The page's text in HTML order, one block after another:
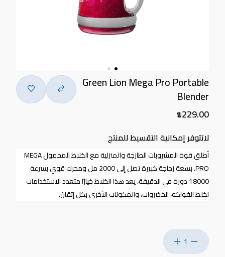
Green Lion Mega Pro Portable
Blender
₪229.00
لاتتوفر إمكانية التقسيط للمنتج
أطلق قوة المشروبات الطازجة والمنزلية مع الخلاط المحمولMEGA
PRO.
بسعة زجاجة كبيرة تصل إلى 2000 مل ومحرك قوي بسرعة
18000 دورة في الدقيقة، يعد هذا الخلاط خيارًا متعدد الاستخدامات
لخلط الفواكه، الخضروات، والمكونات الأخرى بكل إتقان.
1